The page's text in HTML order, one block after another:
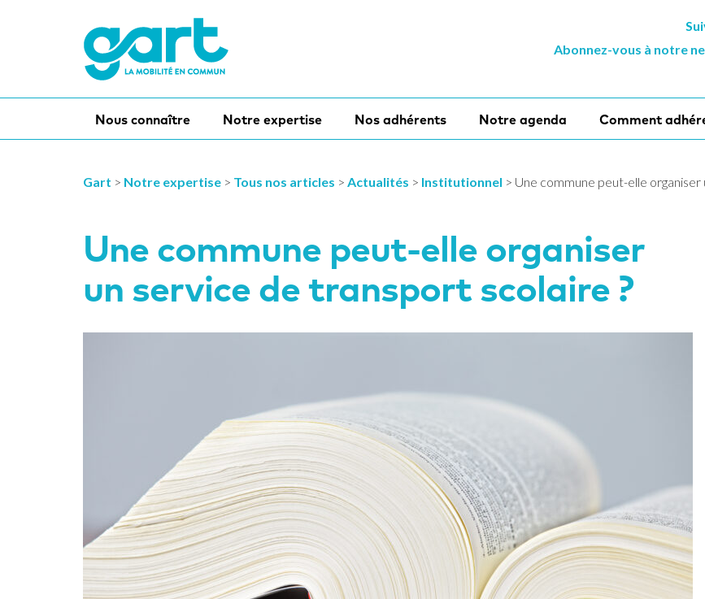
Abonnez-vous à notre
Nous connaître Notre expertise Nos adhérents Notre agenda Comment
Gart > Notre expertise > Tous nos articles > Actualités > Institutionnel > Une commune peut-elle
Une commune peut-elle organiser
un service de transport scolaire ?